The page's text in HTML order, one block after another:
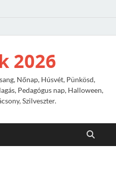
2026
Nőnap, Húsvét, Pünkösd,
Pedagógus nap, Halloween,
Szilveszter.